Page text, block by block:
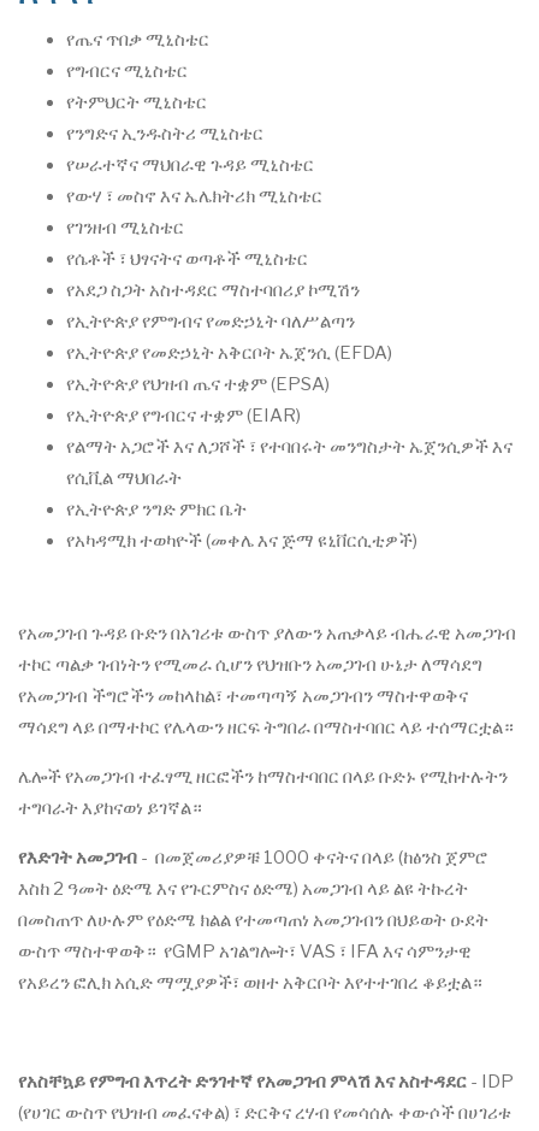
የጤና ጥበቃ ሚኒስቴር
የግብርና ሚኒስቴር
የትምህርት ሚኒስቴር
የንግድና ኢንዱስትሪ ሚኒስቴር
የሠራተኛና ማህበራዊ ጉዳይ ሚኒስቴር
የውሃ ፣ መስኖ እና ኤሌክትሪክ ሚኒስቴር
የገንዘብ ሚኒስቴር
የሴቶች ፣ ህፃናትና ወጣቶች ሚኒስቴር
የአደጋ ስጋት አስተዳደር ማስተባበሪያ ኮሚሽን
የኢትዮጵያ የምግብና የመድኃኒት ባለሥልጣን
የኢትዮጵያ የመድኃኒት አቅርቦት ኤጀንሲ (EFDA)
የኢትዮጵያ የህዝብ ጤና ተቋም (EPSA)
የኢትዮጵያ የግብርና ተቋም (EIAR)
የልማት አጋሮች እና ለጋሾች ፣ የተባበሩት መንግስታት ኤጀንሲዎች እና
የሲቪል ማህበራት
የኢትዮጵያ ንግድ ምክር ቤት
የአካዳሚክ ተወካዮች (መቀሌ እና ጅማ ዩኒቨርሲቲዎች)
የአመጋገብ ጉዳይ ቡድን በአገሪቱ ውስጥ ያለውን አጠቃላይ ብሔራዊ አመጋገብ
ተኮር ጣልቃ ገብነትን የሚመራ ሲሆን የህዝቡን አመጋገብ ሁኔታ ለማሳደግ
የአመጋገብ ችግሮችን መከላከል፣ ተመጣጣኝ አመጋገብን ማስተዋወቅና
ማሳደግ ላይ በማተኮር የሌላውን ዘርፍ ትግበራ በማስተባበር ላይ ተሰማርቷል።
ሌሎች የአመጋገብ ተፈፃሚ ዘርፎችን ከማስተባበር በላይ ቡድኑ የሚከተሉትን
ተግባራት እያከናወነ ይገኛል።
የእድገት አመጋገብ - በመጀመሪያዎቹ 1000 ቀናትና በላይ (ከፅንስ ጀምሮ
እስከ 2 ዓመት ዕድሜ እና የጉርምስና ዕድሜ) አመጋገብ ላይ ልዩ ትኩረት
በመስጠጥ ለሁሉም የዕድሜ ክልል የተመጣጠነ አመጋገብን በህይወት ዑደት
ውስጥ ማስተዋወቅ። የGMP አገልግሎት፣ VAS ፣ IFA እና ሳምንታዊ
የአይረን ፎሊክ አሲድ ማሟያዎች፣ ወዘተ አቅርቦት እየተተገበረ ቆይቷል።
የአስቸኳይ የምግብ እጥረት ድንገተኛ የአመጋገብ ምላሽ እና አስተዳደር - IDP
(የሀገር ውስጥ የህዝብ መፈናቀል) ፣ ድርቅና ረሃብ የመሳሰሉ ቀውሶች በሀገሪቱ